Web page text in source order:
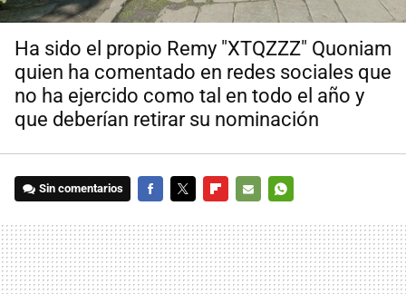
Ha sido el propio Remy "XTQZZZ" Quoniam
quien ha comentado en redes sociales que
no ha ejercido como tal en todo el año y
que deberían retirar su nominación
Sin comentarios
MAIL